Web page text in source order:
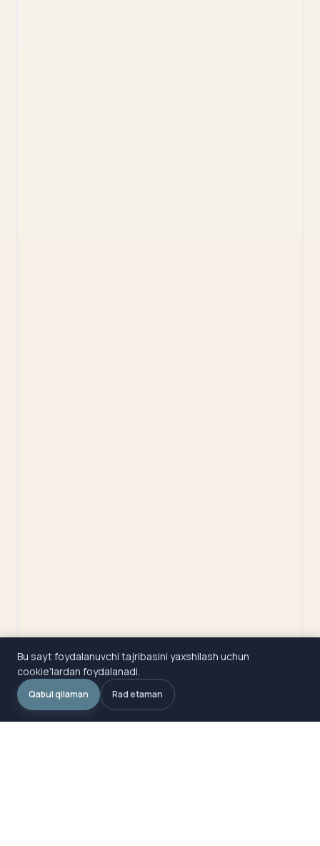
Bu sayt foydalanuvchi tajribasini yaxshilash uchun
cookie'lardan foydalanadi.
Qabul qilaman Rad etaman